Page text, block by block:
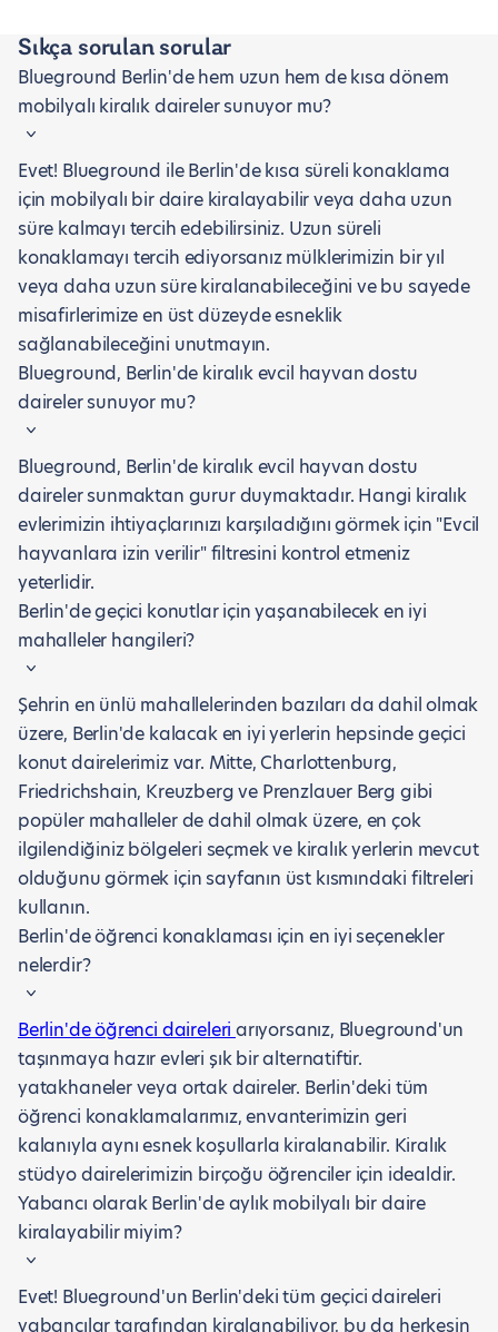
Sıkça sorulan sorular
Blueground Berlin'de hem uzun hem de kısa dönem
mobilyalı kiralık daireler sunuyor mu?
Evet! Blueground ile Berlin'de kısa süreli konaklama
için mobilyalı bir daire kiralayabilir veya daha uzun
süre kalmayı tercih edebilirsiniz. Uzun süreli
konaklamayı tercih ediyorsanız mülklerimizin bir yıl
veya daha uzun süre kiralanabileceğini ve bu sayede
misafirlerimize en üst düzeyde esneklik
sağlanabileceğini unutmayın.
Blueground, Berlin'de kiralık evcil hayvan dostu
daireler sunuyor mu?
Blueground, Berlin'de kiralık evcil hayvan dostu
daireler sunmaktan gurur duymaktadır. Hangi kiralık
evlerimizin ihtiyaçlarınızı karşıladığını görmek için "Evcil
hayvanlara izin verilir" filtresini kontrol etmeniz
yeterlidir.
Berlin'de geçici konutlar için yaşanabilecek en iyi
mahalleler hangileri?
Şehrin en ünlü mahallelerinden bazıları da dahil olmak
üzere, Berlin'de kalacak en iyi yerlerin hepsinde geçici
konut dairelerimiz var. Mitte, Charlottenburg,
Friedrichshain, Kreuzberg ve Prenzlauer Berg gibi
popüler mahalleler de dahil olmak üzere, en çok
ilgilendiğiniz bölgeleri seçmek ve kiralık yerlerin mevcut
olduğunu görmek için sayfanın üst kısmındaki filtreleri
kullanın.
Berlin'de öğrenci konaklaması için en iyi seçenekler
nelerdir?
Berlin'de öğrenci daireleri arıyorsanız, Blueground'un
taşınmaya hazır evleri şık bir alternatiftir.
yatakhaneler veya ortak daireler. Berlin'deki tüm
öğrenci konaklamalarımız, envanterimizin geri
kalanıyla aynı esnek koşullarla kiralanabilir. Kiralık
stüdyo dairelerimizin birçoğu öğrenciler için idealdir.
Yabancı olarak Berlin'de aylık mobilyalı bir daire
kiralayabilir miyim?
Evet! Blueground'un Berlin'deki tüm geçici daireleri
yabancılar tarafından kiralanabiliyor, bu da herkesin